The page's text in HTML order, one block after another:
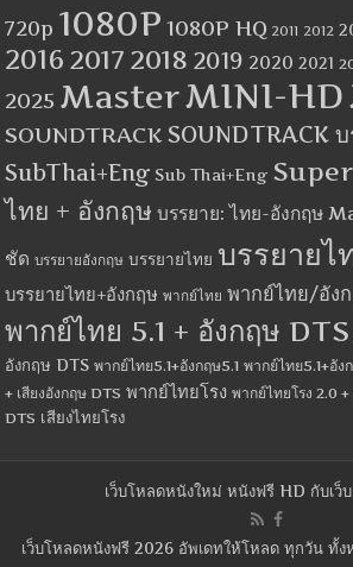
720p 1080P 1080P HQ 2011 2012
2016 2017 2018 2019 2020 2021
2025 MasterMINI-HD
SOUNDTRACK SOUNDTRACK
SubThai+Eng Sub Thai+Eng
ไทย + อังกฤษ บรรยาย: ไทย-อังกฤษ
ชัด บรรยายอังกฤษ บรรยายไทย บรรยายไ
บรรยายไทย+อังกฤษ พากย์ไทย พากย์ไทย/อัง
พากย์ไทย 5.1 + อังกฤษ DTS
อังกฤษ DTS พากย์ไทย5.1+อังกฤษ5.1 พากย์ไทย5.1+อัง
+ เสียงอังกฤษ DTS พากย์ไทยโรง พากย์ไทยโรง 2.0 +
DTS เสียงไทยโรง
เว็บโหลดหนังใหม่ หนังฟรี HD กับเ
เว็บโหลดหนังฟรี 2026 อัพเดทให้โหลด ทุกวัน ทั้ง